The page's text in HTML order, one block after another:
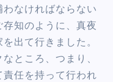
なければならない
知のように、真夜
出て行きました。
ところ、つまり、
任を持って行われ